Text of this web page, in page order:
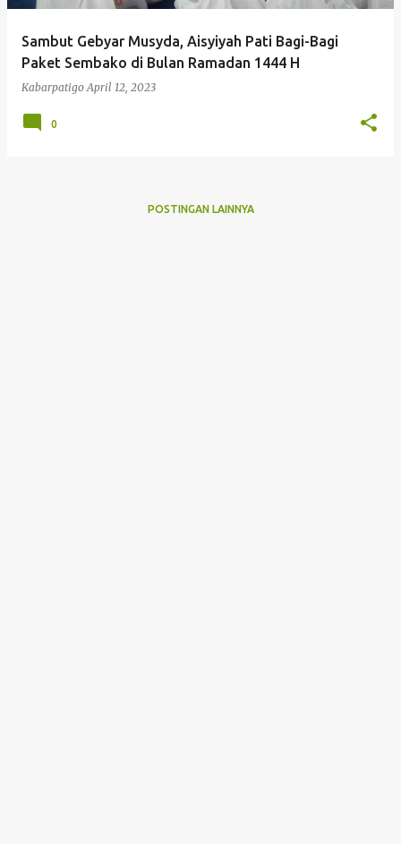
Sambut Gebyar Musyda, Aisyiyah Pati Bagi-Bagi
Paket Sembako di Bulan Ramadan 1444 H
Kabarpatigo April 12, 2023
0
POSTINGAN LAINNYA